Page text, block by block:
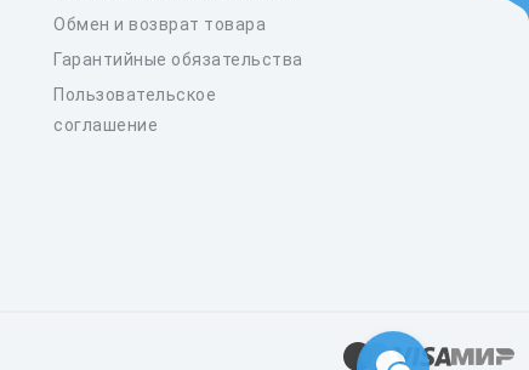
Обмен и возврат товара
Гарантийные обязательства
Пользовательское
соглашение